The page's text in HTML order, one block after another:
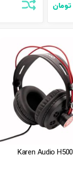
تومان
Karen Audio H500